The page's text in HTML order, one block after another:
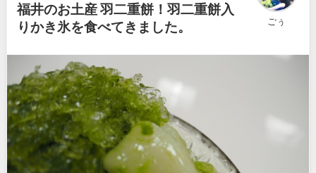
福井のお土産 羽二重餅！羽二重餅入
りかき氷を食べてきました。
ごぅ